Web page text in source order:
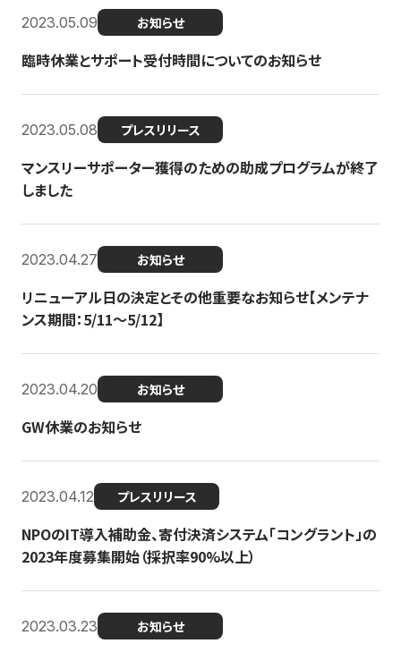
2023.05.09 お知らせ
臨時休業とサポート受付時間についてのお知らせ
2023.05.08 プレスリリース
マンスリーサポーター獲得のための助成プログラムが終了
しました
2023.04.27 お知らせ
リニューアル日の決定とその他重要なお知らせ【メンテナ
ンス期間：5/11～5/12】
2023.04.20 お知らせ
GW休業のお知らせ
2023.04.12 プレスリリース
NPOのIT導入補助金、寄付決済システム「コングラント」の
2023年度募集開始（採択率90%以上）
2023.03.23 お知らせ